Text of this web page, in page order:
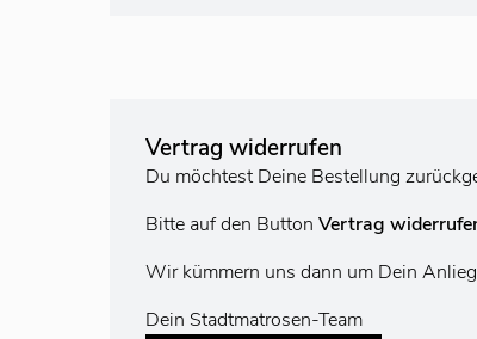
Vertrag widerrufen
Du möchtest Deine Bestellung
Bitte auf den Button Vertrag
Wir kümmern uns dann um Dein
Dein Stadtmatrosen-Team